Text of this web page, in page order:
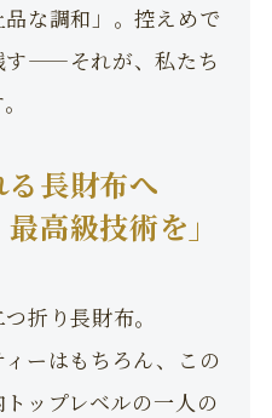
な調和」。控えめで
す——それが、私たち
長財布へ
高級技術を」
折り長財布。
ーはもちろん、この
ップレベルの一人の